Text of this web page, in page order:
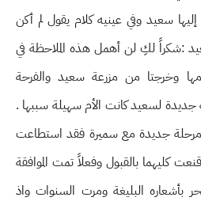
سعيد وفي عينيه كلام يقول لم أكن
:شكراً لكِ لن أهمل هذه الملاحظة في
وخرجتا من مزرعة سعيد والفرحة
لسعيد كانت الأم سهيلة سببها .
مرحلة جديدة مع سميرة فقد استطاعت
كليهما بالقبول وفعلاً تمت الموافقة
البليغة ومرت السنوات واذ